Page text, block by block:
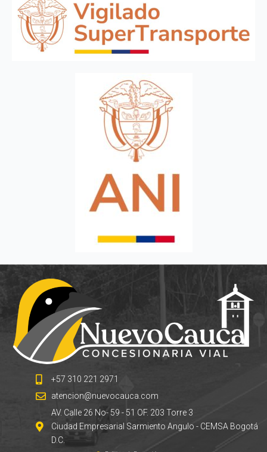
+57 310 221 2971
atencion@nuevocauca.com
AV. Calle 26 No- 59 - 51 OF. 203 Torre 3
Ciudad Empresarial Sarmiento Angulo - CEMSA Bogotá
D.C.